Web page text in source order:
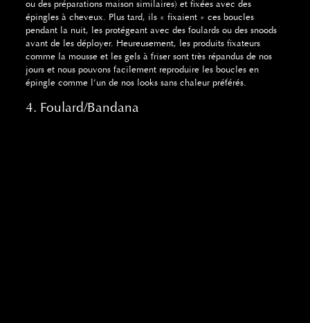
ou des préparations maison similaires) et fixées avec des
épingles à cheveux. Plus tard, ils « fixaient » ces boucles
pendant la nuit, les protégeant avec des foulards ou des snoods
avant de les déployer. Heureusement, les produits fixateurs
comme la mousse et les gels à friser sont très répandus de nos
jours et nous pouvons facilement reproduire les boucles en
épingle comme l’un de nos looks sans chaleur préférés.
4. Foulard/Bandana